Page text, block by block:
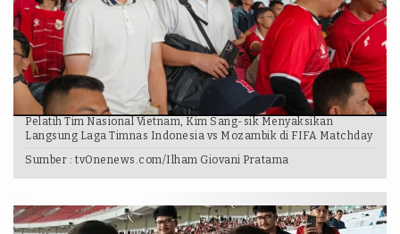
Pelatih Tim Nasional Vietnam, Kim Sang-sik Menyaksikan
Langsung Laga Timnas Indonesia vs Mozambik di FIFA Matchday
Sumber : tvOnenews.com/Ilham Giovani Pratama